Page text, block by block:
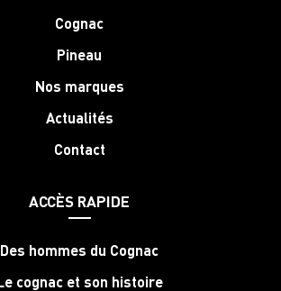
Cognac
Pineau
Nos marques
Actualités
Contact
ACCÈS RAPIDE
Des hommes du Cognac
cognac et son histoire